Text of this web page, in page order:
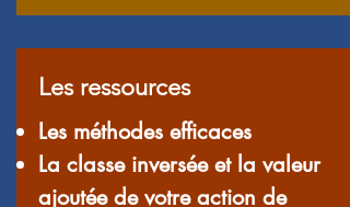
Les ressources
Les méthodes efficaces
La classe inversée et la valeur
ajoutée de votre action de